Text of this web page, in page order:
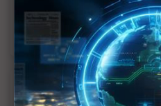
5G手機展望未見起色 IC設
標
近７天熱門報導